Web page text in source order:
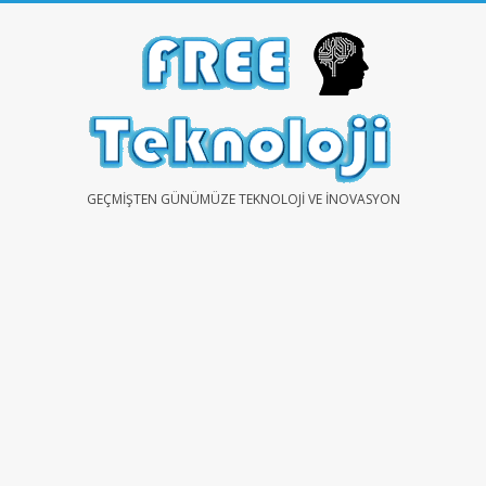
FREEGEÇMIŞTEN GÜNÜMÜZE TEKNOLOJI VE İNOVASYON